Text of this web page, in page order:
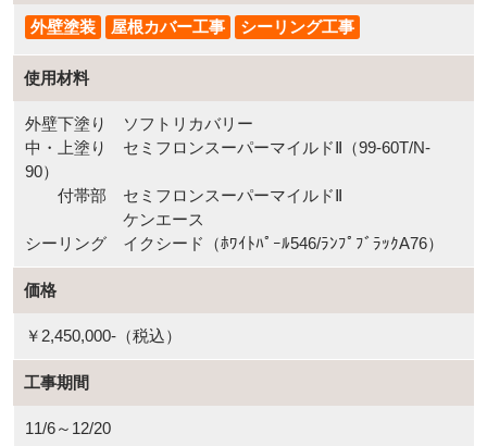
外壁塗装 屋根カバー工事 シーリング工事
使用材料
外壁下塗り ソフトリカバリー
中・上塗り セミフロンスーパーマイルドⅡ（99-60T/N-
90）
付帯部 セミフロンスーパーマイルドⅡ
ケンエース
シーリング イクシード（ﾎﾜｲﾄﾊﾟｰﾙ546/ﾗﾝﾌﾟﾌﾞﾗｯｸA76）
価格
￥2,450,000-（税込）
工事期間
11/6～12/20